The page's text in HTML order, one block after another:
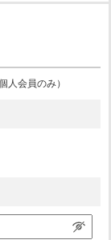
人会員のみ）